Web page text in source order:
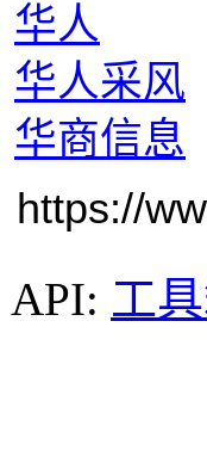
华人
华人采风
华商信息
https://
工